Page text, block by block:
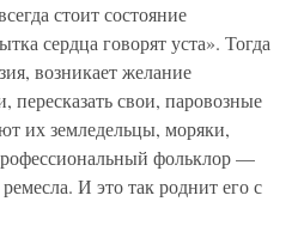
стоит состояние
сердца говорят уста». Тогда
возникает желание
пересказать свои, паровозные
их земледельцы, моряки,
фольклор —
И это так роднит его с